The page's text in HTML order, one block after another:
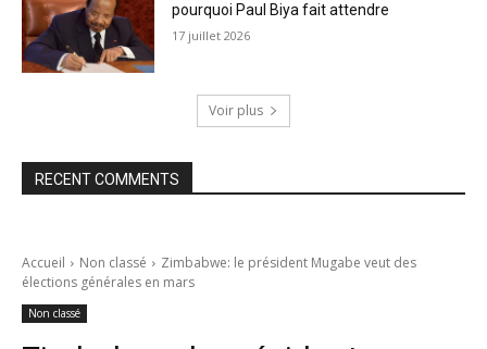
pourquoi Paul Biya fait attendre
17 juillet 2026
Voir plus
RECENT COMMENTS